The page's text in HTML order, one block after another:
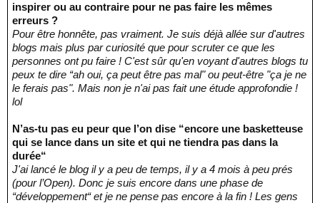
inspirer ou au contraire pour ne pas faire les mêmes
erreurs ?
Pour être honnête, pas vraiment. Je suis déjà allée sur d'autres
blogs mais plus par curiosité que pour scruter ce que les
personnes ont pu faire ! C'est sûr qu'en voyant d'autres blogs tu
peux te dire “ah oui, ça peut être pas mal" ou peut-être "ça je ne
le ferais pas". Mais non je n'ai pas fait une étude approfondie !
lol
N’as-tu pas eu peur que l’on dise “encore une basketteuse
qui se lance dans un site et qui ne tiendra pas dans la
durée“
J'ai lancé le blog il y a peu de temps, il y a 4 mois à peu prés
(pour l’Open). Donc je suis encore dans une phase de
“développement“ et je ne pense pas encore à la fin ! Les gens